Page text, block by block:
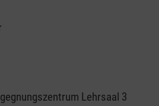
Lehrsaal 3